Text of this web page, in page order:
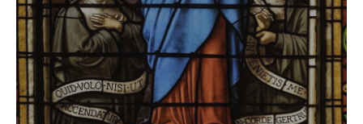
POR THIAGO RODRÍGUEZ HARISPE